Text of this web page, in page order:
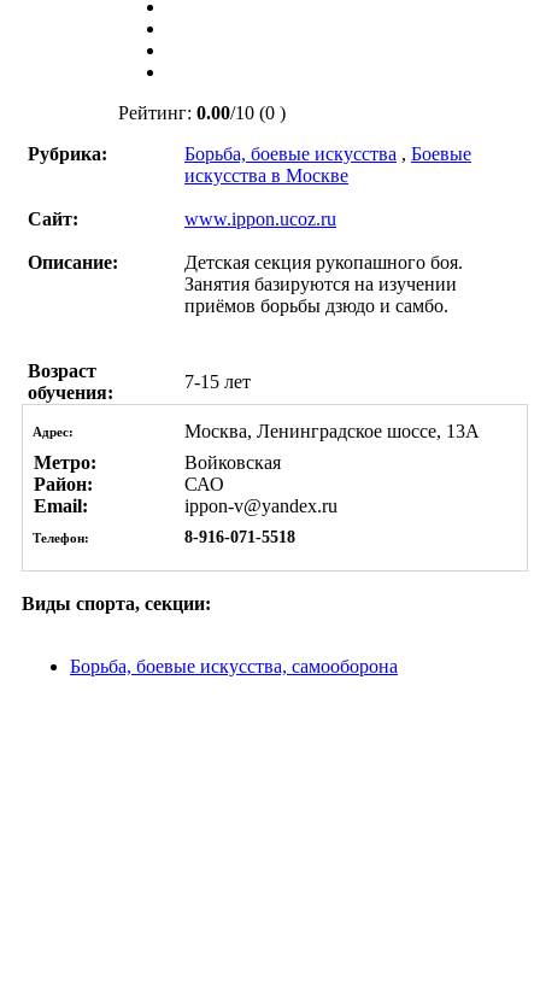
Рейтинг: 0.00/10 (0 )
Рубрика:
Борьба, боевые искусства , Боевые
искусства в Москве
Сайт: www.ippon.ucoz.ru
Описание:
Детская секция рукопашного боя.
Занятия базируются на изучении
приёмов борьбы дзюдо и самбо.
Возраст
обучения:
7-15 лет
Адрес:
Москва, Ленинградское шоссе, 13А
Метро:
Войковская
Район:
САО
Email:
ippon-v@yandex.ru
Телефон: 8-916-071-5518
Виды спорта, секции:
Борьба, боевые искусства, самооборона